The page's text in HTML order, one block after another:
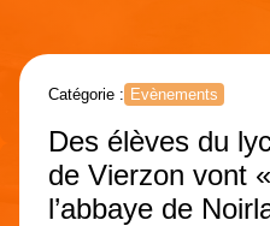
Catégorie : Evènements
Des élèves du
de Vierzon vont
l’abbaye de